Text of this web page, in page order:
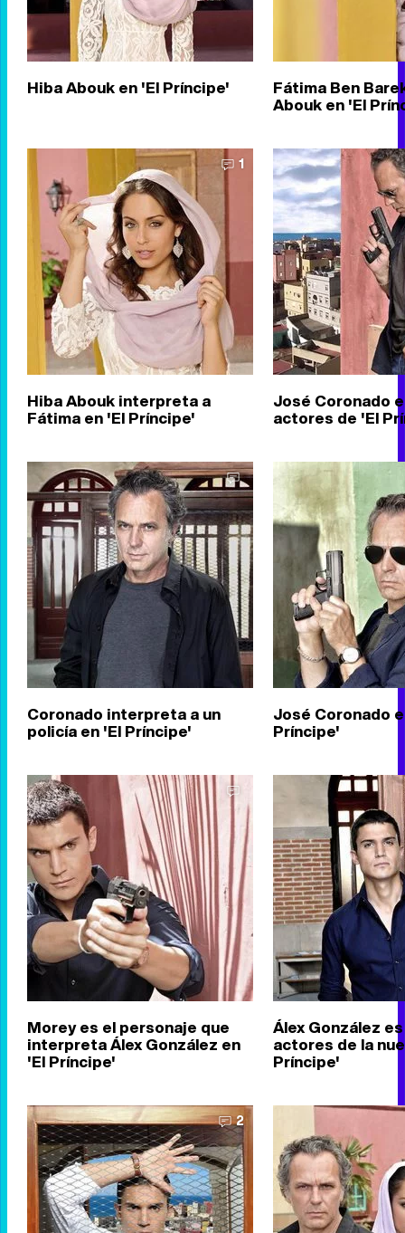
Hiba Abouk en 'El Príncipe' Fátima Ben
Abouk en 'El
1
Hiba Abouk interpreta a
Fátima en 'El Príncipe'
José Coronado
actores de 'El
Coronado interpreta a un
policía en 'El Príncipe'
José Coronado
Príncipe'
Morey es el personaje que
interpreta Álex González en
'El Príncipe'
Álex González
actores de la
Príncipe'
2